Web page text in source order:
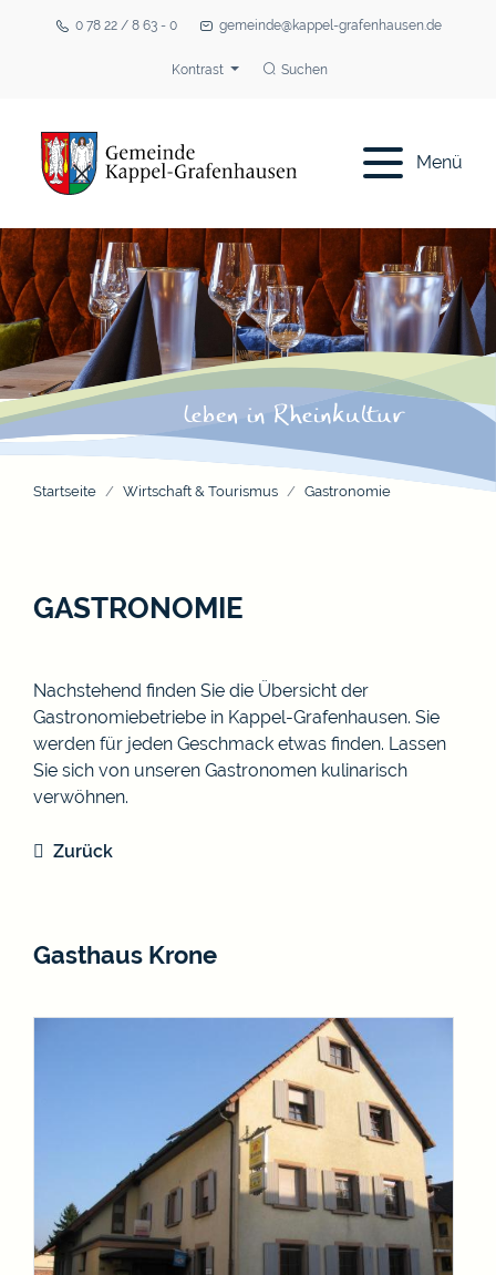
0 78 22 / 8 63 - 0 gemeinde@kappel-grafenhausen.de
Kontrast Suchen
Menü
Startseite Wirtschaft & Tourismus Gastronomie
GASTRONOMIE
Nachstehend finden Sie die Übersicht der
Gastronomiebetriebe in Kappel-Grafenhausen. Sie
werden für jeden Geschmack etwas finden. Lassen
Sie sich von unseren Gastronomen kulinarisch
verwöhnen.
Zurück
Gasthaus Krone